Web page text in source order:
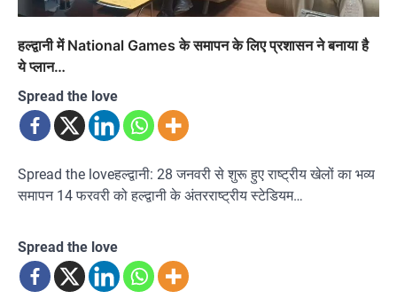
हल्द्वानी में National Games के समापन के लिए प्रशासन ने बनाया है
ये प्लान…
Spread the love
Spread the loveहल्द्वानी: 28 जनवरी से शुरू हुए राष्ट्रीय खेलों का भव्य
समापन 14 फरवरी को हल्द्वानी के अंतरराष्ट्रीय स्टेडियम…
Spread the love